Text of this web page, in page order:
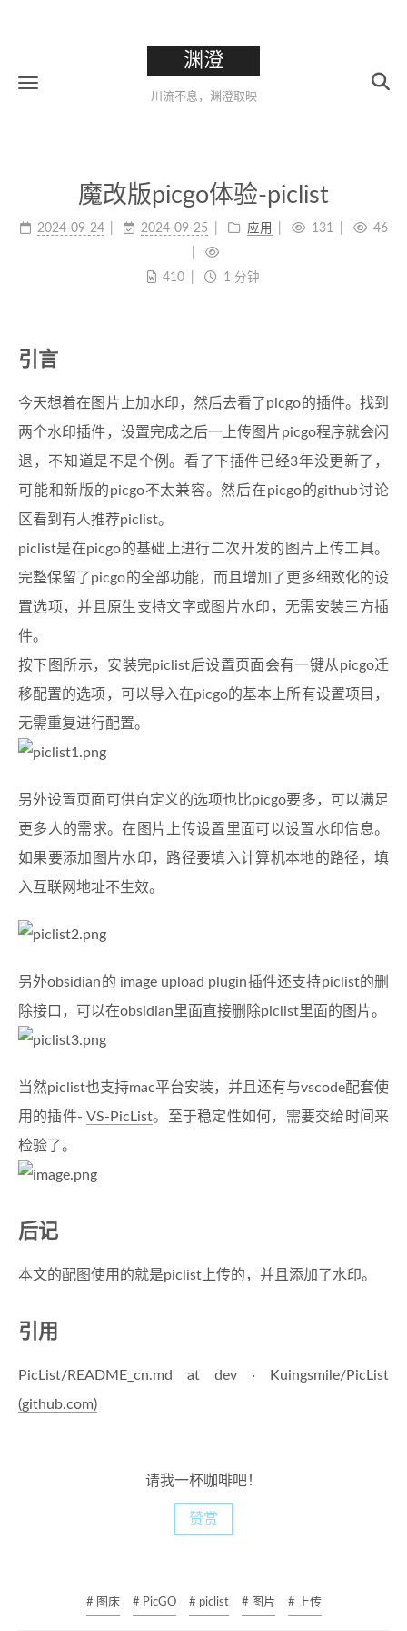
渊澄
川流不息，渊澄取映
魔改版picgo体验-piclist
2024-09-24 2024-09-25 应用 131 46
410 1 分钟
引言
今天想着在图片上加水印，然后去看了picgo的插件。找到
两个水印插件，设置完成之后一上传图片picgo程序就会闪
退，不知道是不是个例。看了下插件已经3年没更新了，
可能和新版的picgo不太兼容。然后在picgo的github讨论
区看到有人推荐piclist。
piclist是在picgo的基础上进行二次开发的图片上传工具。
完整保留了picgo的全部功能，而且增加了更多细致化的设
置选项，并且原生支持文字或图片水印，无需安装三方插
件。
按下图所示，安装完piclist后设置页面会有一键从picgo迁
移配置的选项，可以导入在picgo的基本上所有设置项目，
无需重复进行配置。
另外设置页面可供自定义的选项也比picgo要多，可以满足
更多人的需求。在图片上传设置里面可以设置水印信息。
如果要添加图片水印，路径要填入计算机本地的路径，填
入互联网地址不生效。
另外obsidian的 image upload plugin插件还支持piclist的删
除接口，可以在obsidian里面直接删除piclist里面的图片。
当然piclist也支持mac平台安装，并且还有与vscode配套使
用的插件-VS-PicList。至于稳定性如何，需要交给时间来
检验了。
后记
本文的配图使用的就是piclist上传的，并且添加了水印。
引用
PicList/README_cn.md at dev · Kuingsmile/PicList
(github.com)
请我一杯咖啡吧！
赞赏
# 图床 # PicGO # piclist # 图片 # 上传